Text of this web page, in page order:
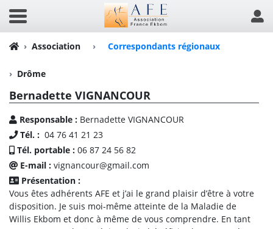
Association › Correspondants régionaux
Drôme
Bernadette VIGNANCOUR
Responsable : Bernadette VIGNANCOUR
Tél. : 04 76 41 21 23
Tél. portable : 06 87 24 56 82
E-mail : vignancour@gmail.com
Présentation :
Vous êtes adhérents AFE et j’ai le grand plaisir d’être à votre
disposition. Je suis moi-même atteinte de la Maladie de
Willis Ekbom et donc à même de vous comprendre. En tant